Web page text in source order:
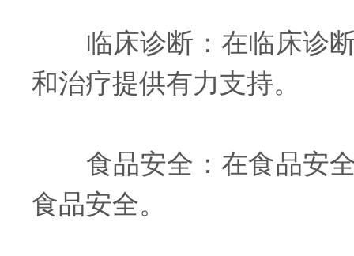
临床诊断：在临床诊断
和治疗提供有力支持。
食品安全：在食品安全
食品安全。